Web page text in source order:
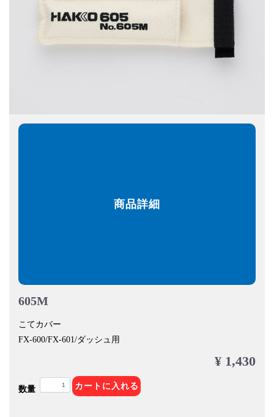
商品詳細
605M
こてカバー
FX-600/FX-601/ダッシュ用
¥ 1,430
数量 カートに入れる